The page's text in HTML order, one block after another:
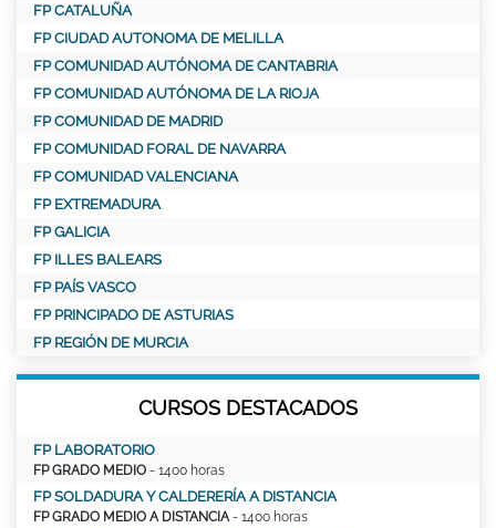
FP CATALUÑA
FP CIUDAD AUTONOMA DE MELILLA
FP COMUNIDAD AUTÓNOMA DE CANTABRIA
FP COMUNIDAD AUTÓNOMA DE LA RIOJA
FP COMUNIDAD DE MADRID
FP COMUNIDAD FORAL DE NAVARRA
FP COMUNIDAD VALENCIANA
FP EXTREMADURA
FP GALICIA
FP ILLES BALEARS
FP PAÍS VASCO
FP PRINCIPADO DE ASTURIAS
FP REGIÓN DE MURCIA
CURSOS DESTACADOS
FP LABORATORIO
FP GRADO MEDIO - 1400 horas
FP SOLDADURA Y CALDERERÍA A DISTANCIA
FP GRADO MEDIO A DISTANCIA - 1400 horas